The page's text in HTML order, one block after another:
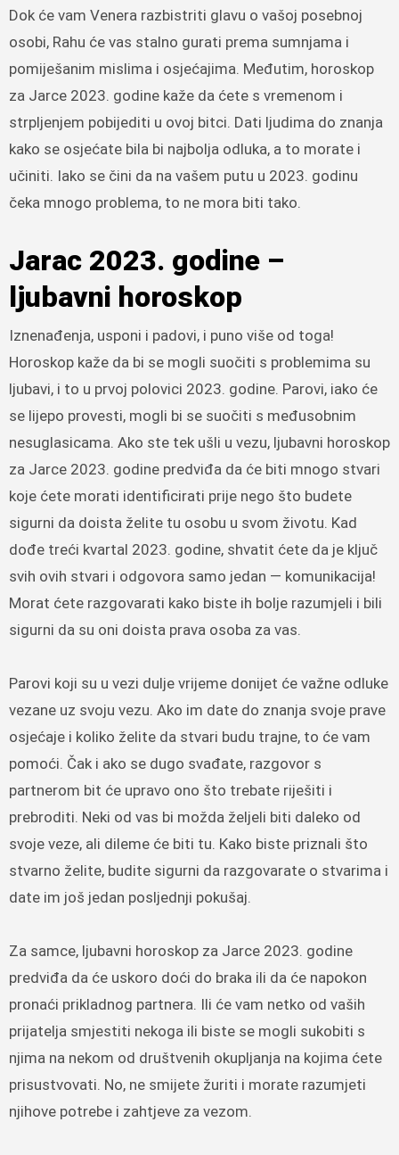
Dok će vam Venera razbistriti glavu o vašoj posebnoj
osobi, Rahu će vas stalno gurati prema sumnjama i
pomiješanim mislima i osjećajima. Međutim, horoskop
za Jarce 2023. godine kaže da ćete s vremenom i
strpljenjem pobijediti u ovoj bitci. Dati ljudima do znanja
kako se osjećate bila bi najbolja odluka, a to morate i
učiniti. Iako se čini da na vašem putu u 2023. godinu
čeka mnogo problema, to ne mora biti tako.
Jarac 2023. godine –
ljubavni horoskop
Iznenađenja, usponi i padovi, i puno više od toga!
Horoskop kaže da bi se mogli suočiti s problemima su
ljubavi, i to u prvoj polovici 2023. godine. Parovi, iako će
se lijepo provesti, mogli bi se suočiti s međusobnim
nesuglasicama. Ako ste tek ušli u vezu, ljubavni horoskop
za Jarce 2023. godine predviđa da će biti mnogo stvari
koje ćete morati identificirati prije nego što budete
sigurni da doista želite tu osobu u svom životu. Kad
dođe treći kvartal 2023. godine, shvatit ćete da je ključ
svih ovih stvari i odgovora samo jedan — komunikacija!
Morat ćete razgovarati kako biste ih bolje razumjeli i bili
sigurni da su oni doista prava osoba za vas.
Parovi koji su u vezi dulje vrijeme donijet će važne odluke
vezane uz svoju vezu. Ako im date do znanja svoje prave
osjećaje i koliko želite da stvari budu trajne, to će vam
pomoći. Čak i ako se dugo svađate, razgovor s
partnerom bit će upravo ono što trebate riješiti i
prebroditi. Neki od vas bi možda željeli biti daleko od
svoje veze, ali dileme će biti tu. Kako biste priznali što
stvarno želite, budite sigurni da razgovarate o stvarima i
date im još jedan posljednji pokušaj.
Za samce, ljubavni horoskop za Jarce 2023. godine
predviđa da će uskoro doći do braka ili da će napokon
pronaći prikladnog partnera. Ili će vam netko od vaših
prijatelja smjestiti nekoga ili biste se mogli sukobiti s
njima na nekom od društvenih okupljanja na kojima ćete
prisustvovati. No, ne smijete žuriti i morate razumjeti
njihove potrebe i zahtjeve za vezom.